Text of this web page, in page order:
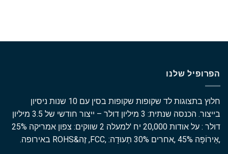
הפרופיל שלנו
חלוץ בתצוגות לד שקופות שקופות בסין עם 10 שנות ניסיון
בייצור. הכנסה שנתית: 3 מיליון דולר – ייצור חודשי של 3.5 מיליון
דולר : על אודות 20,000 יח 'למעלה 2 שווקים: צפון אמריקה 25%
,אֵירוֹפָּה 45% ,אחרים 30% תְעוּדָה: ,FCC, זֶה&ROHS באירופה.